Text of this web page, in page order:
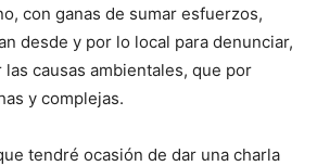
con ganas de sumar esfuerzos,
desde y por lo local para denunciar,
causas ambientales, que por
y complejas.
tendré ocasión de dar una charla